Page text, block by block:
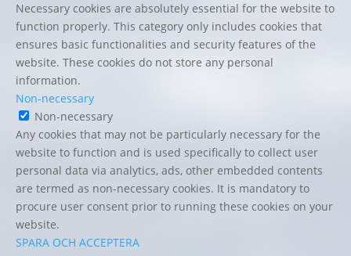
Necessary cookies are absolutely essential for the website to
function properly. This category only includes cookies that
ensures basic functionalities and security features of the
website. These cookies do not store any personal
information.
Non-necessary
Non-necessary
Any cookies that may not be particularly necessary for the
website to function and is used specifically to collect user
personal data via analytics, ads, other embedded contents
are termed as non-necessary cookies. It is mandatory to
procure user consent prior to running these cookies on your
website.
SPARA OCH ACCEPTERA